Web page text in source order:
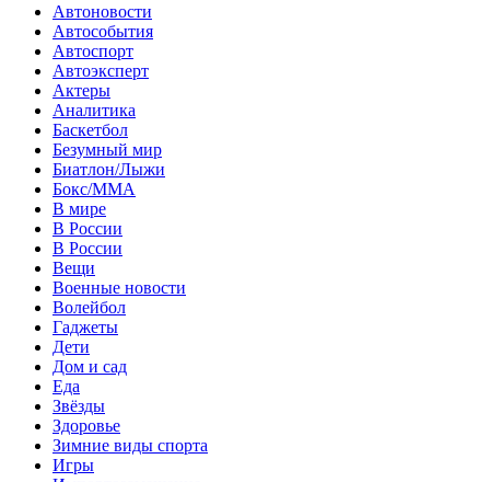
Автоновости
Автособытия
Автоспорт
Автоэксперт
Актеры
Аналитика
Баскетбол
Безумный мир
Биатлон/Лыжи
Бокс/MMA
В мире
В России
В России
Вещи
Военные новости
Волейбол
Гаджеты
Дети
Дом и сад
Еда
Звёзды
Здоровье
Зимние виды спорта
Игры